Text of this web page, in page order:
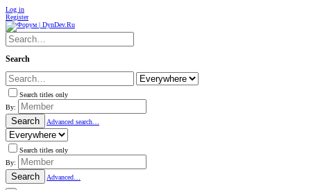
Log in
Register
Search
Search titles only
By:
Search Advanced search…
Search titles only
By:
Search Advanced…